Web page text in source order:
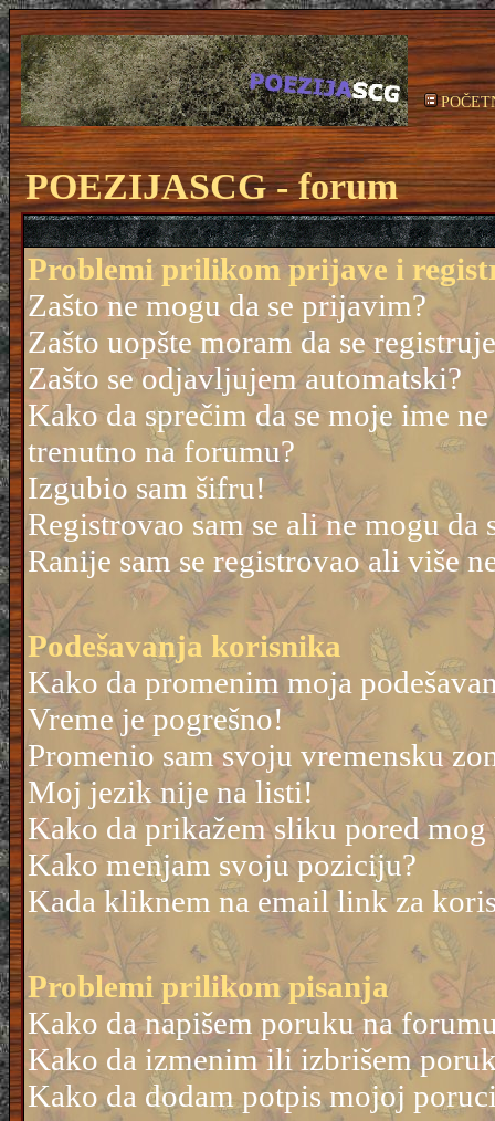
POEZIJASCG - forum
Problemi prilikom prijave i
Zašto ne mogu da se prijavim?
Zašto uopšte moram da se
Zašto se odjavljujem automatski?
Kako da sprečim da se moje ime
trenutno na forumu?
Izgubio sam šifru!
Registrovao sam se ali ne mogu
Ranije sam se registrovao ali više
Podešavanja korisnika
Kako da promenim moja
Vreme je pogrešno!
Promenio sam svoju vremensku
Moj jezik nije na listi!
Kako da prikažem sliku pored
Kako menjam svoju poziciju?
Kada kliknem na email link za
Problemi prilikom pisanja
Kako da napišem poruku na
Kako da izmenim ili izbrišem
Kako da dodam potpis mojoj